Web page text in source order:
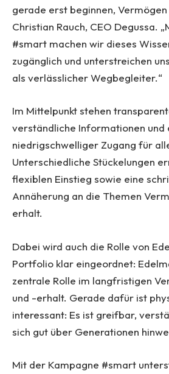
gerade erst beginnen,
Christian Rauch, CEO Degussa.
#smart machen wir dieses
zugänglich und unterstreichen
als verlässlicher Wegbegleiter.“
Im Mittelpunkt stehen
verständliche Informationen und
niedrigschwelliger Zugang für
Unterschiedliche Stückelungen
flexiblen Einstieg sowie eine
Annäherung an die Themen
erhalt.
Dabei wird auch die Rolle von
Portfolio klar eingeordnet:
zentrale Rolle im langfristigen
und -erhalt. Gerade dafür ist
interessant: Es ist greifbar,
sich gut über Generationen
Mit der Kampagne #smart